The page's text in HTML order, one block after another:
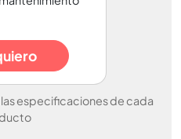
especificaciones de cada